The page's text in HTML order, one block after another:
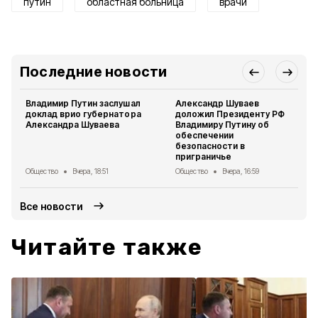
Последние новости
Владимир Путин заслушал
доклад врио губернатора
Александра Шуваева
Общество Вчера, 18:51
Александр Шуваев
доложил Президенту РФ
Владимиру Путину об
обеспечении
безопасности в
приграничье
Общество Вчера, 16:59
Все новости
Читайте также